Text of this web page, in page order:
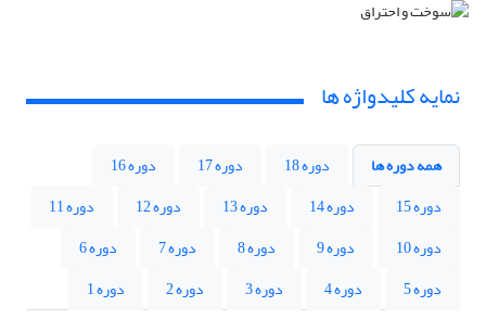
نمایه کلیدواژه ها
همه دوره ها دوره 18 دوره 17
دوره 16
دوره 15
دوره 14 دوره 13 دوره 12
دوره 11
دوره 10
دوره 9 دوره 8 دوره 7
دوره 6
دوره 5
دوره 4 دوره 3 دوره 2
دوره 1